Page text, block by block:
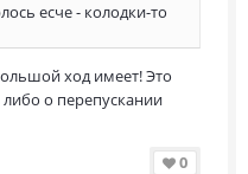
есче - колодки-то
ход имеет! Это
либо о перепускании
0